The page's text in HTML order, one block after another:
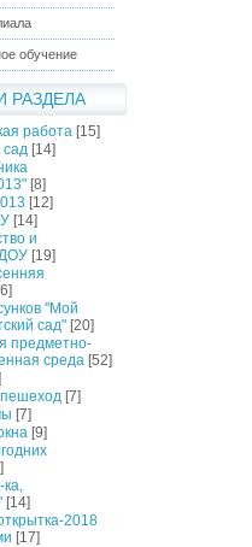
обучение
РАЗДЕЛА
работа [15]
сад [14]
[8]
[12]
[14]
и
[19]
"Мой
сад" [20]
предметно-
среда [52]
[7]
[7]
[9]
ка,
[14]
2018
[17]